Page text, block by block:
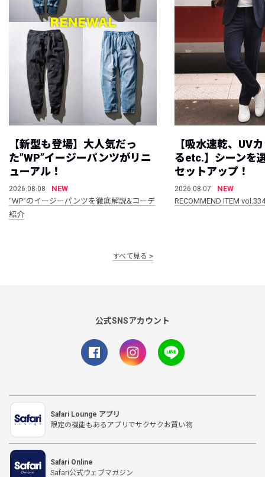
【新型も登場】大人気だっ
た”WP”イージーパンツがリニ
ューアル！
2026.08.08
NEW
“WP”のイージーパンツを徹底解説&コーデ
紹介
【吸水速乾、UV
るetc.】シーンを
セットアップ！
2026.08.07
NEW
RECOMMEND ITEM vol.334
すべて見る
公式SNSアカウント
Safari Lounge アプリ
限定の機能もあるアプリでサクサクお買い物
Safari Online
Safari公式ウェブマガジン